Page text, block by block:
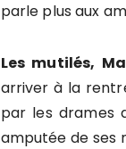
parle plus aux
Les mutilés,
arriver à la
par les drames
amputée de ses